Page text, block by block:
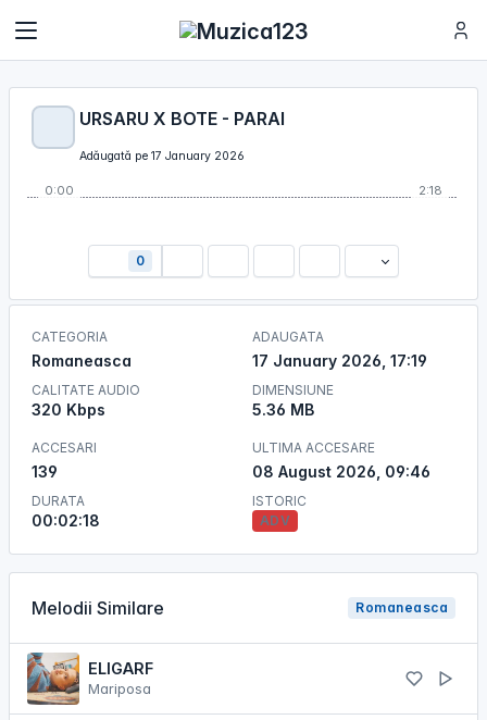
URSARU X BOTE - PARAI
Adăugată pe 17 January 2026
0:00 2:18
0
CATEGORIA
Romaneasca
CALITATE AUDIO
320 Kbps
ADAUGATA
17 January 2026, 17:19
DIMENSIUNE
5.36 MB
ACCESARI
139
DURATA
00:02:18
ULTIMA ACCESARE
08 August 2026, 09:46
ISTORIC
ADV
Melodii Similare Romaneasca
ELIGARF
Mariposa